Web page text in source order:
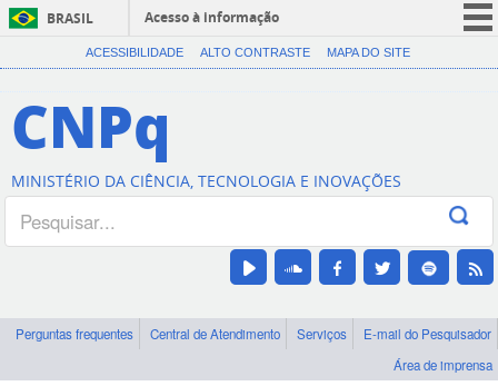
BRASIL
Acesso à informação
CORONAVÍRUS (COVID-19)
Canais
ACESSIBILIDADE ALTO CONTRASTE MAPA DO SITE
CNPq
MINISTÉRIO DA CIÊNCIA, TECNOLOGIA E INOVAÇÕES
Perguntas frequentes Central de Atendimento Serviços
E-mail do Pesquisador
Área de imprensa